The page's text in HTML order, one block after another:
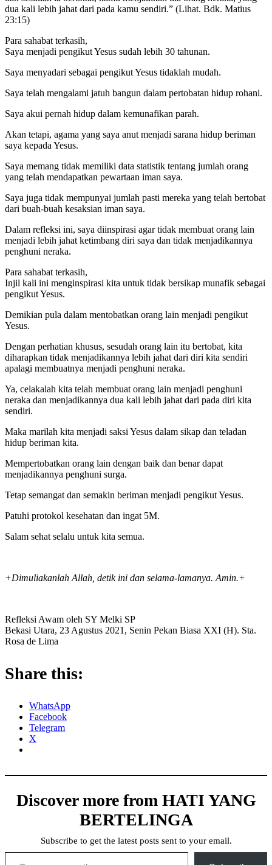
dua kali lebih jahat dari pada kamu sendiri.” (Lihat. Bdk. Matius
23:15)
Para sahabat terkasih,
Saya menjadi pengikut Yesus sudah lebih 30 tahunan.
Saya menyadari sebagai pengikut Yesus tidaklah mudah.
Saya telah mengalami jatuh bangun dalam pertobatan hidup rohani.
Saya akui pernah hidup dalam kemunafikan parah.
Akan tetapi, agama yang saya anut menjadi sarana hidup beriman
saya kepada Yesus.
Saya memang tidak memiliki data statistik tentang jumlah orang
yang telah mendapatkan pewartaan iman saya.
Saya juga tidak mempunyai jumlah pasti mereka yang telah bertobat
dari buah-buah kesaksian iman saya.
Dalam refleksi ini, saya diinspirasi agar tidak membuat orang lain
menjadi lebih jahat ketimbang diri saya dan tidak menjadikannya
penghuni neraka.
Para sahabat terkasih,
Injil kali ini menginspirasi kita untuk tidak bersikap munafik sebagai
pengikut Yesus.
Demikian pula dalam mentobatkan orang lain menjadi pengikut
Yesus.
Dengan perhatian khusus, sesudah orang lain itu bertobat, kita
diharapkan tidak menjadikannya lebih jahat dari diri kita sendiri
apalagi membuatnya menjadi penghuni neraka.
Ya, celakalah kita telah membuat orang lain menjadi penghuni
neraka dan menjadikannya dua kali lebih jahat dari pada diri kita
sendiri.
Maka marilah kita menjadi saksi Yesus dalam sikap dan teladan
hidup beriman kita.
Mempertobatkan orang lain dengan baik dan benar dapat
menjadikannya penghuni surga.
Tetap semangat dan semakin beriman menjadi pengikut Yesus.
Patuhi protokol kesehatan dan ingat 5M.
Salam sehat selalu untuk kita semua.
+Dimuliakanlah Allah, detik ini dan selama-lamanya. Amin.+
Refleksi Awam oleh SY Melki SP
Bekasi Utara, 23 Agustus 2021, Senin Pekan Biasa XXI (H). Sta.
Rosa de Lima
Share this:
WhatsApp
Facebook
Telegram
X
Discover more from HATI YANG
BERTELINGA
Subscribe to get the latest posts sent to your email.
Type your email…